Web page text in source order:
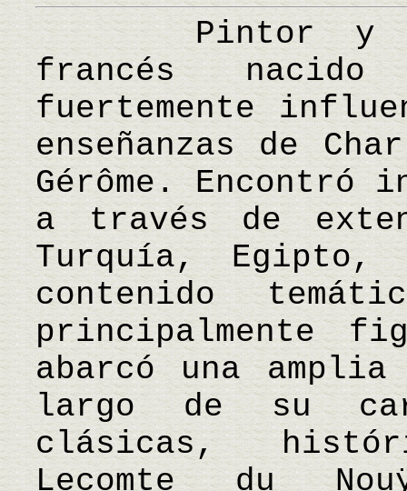
Pintor y
francés
fuertemente
enseñanzas de
Gérôme. Encontró
a través de
Turquía,
contenido
principalmente
abarcó una
largo de su
clásicas,
Lecomte du